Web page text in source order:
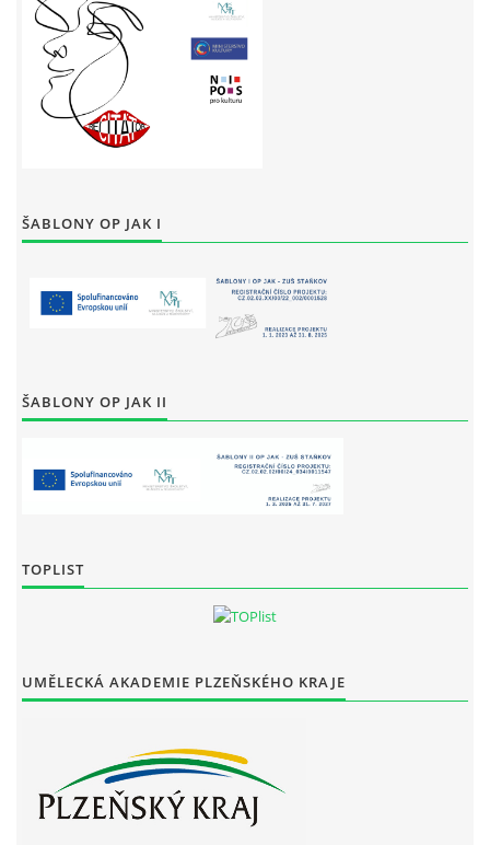
ŠABLONY OP JAK I
ŠABLONY OP JAK II
TOPLIST
UMĚLECKÁ AKADEMIE PLZEŇSKÉHO KRAJE